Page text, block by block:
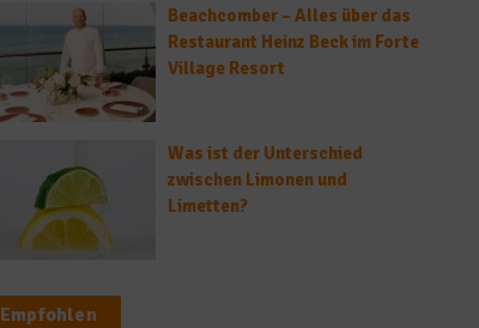
Beachcomber – Alles über das
Restaurant Heinz Beck im Forte
Village Resort
Was ist der Unterschied
zwischen Limonen und
Limetten?
Empfohlen